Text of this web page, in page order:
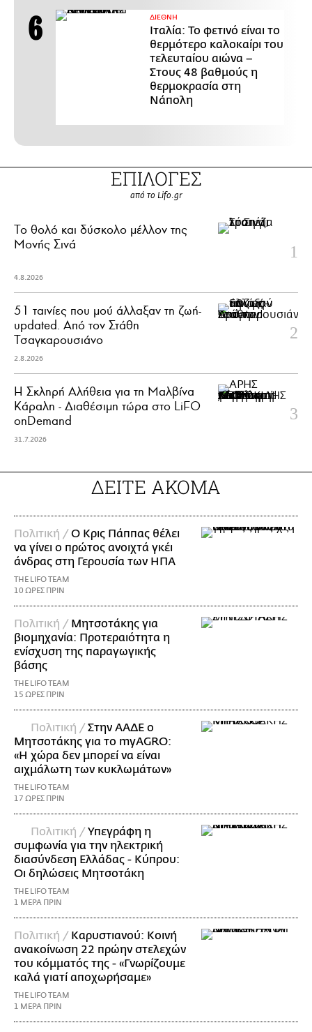
ΔΙΕΘΝΗ
Ιταλία: Το φετινό είναι το
θερμότερο καλοκαίρι του
τελευταίου αιώνα –
Στους 48 βαθμούς η
θερμοκρασία στη
Νάπολη
ΕΠΙΛΟΓΕΣ
από το Lifo.gr
Το θολό και δύσκολο μέλλον της
Μονής Σινά
4.8.2026
51 ταινίες που μού άλλαξαν τη ζωή-
updated. Aπό τον Στάθη
Τσαγκαρουσιάνο
2.8.2026
Η Σκληρή Αλήθεια για τη Μαλβίνα
Κάραλη - Διαθέσιμη τώρα στo LiFO
onDemand
31.7.2026
ΔΕΙΤΕ ΑΚΟΜΑ
Πολιτική /Ο Κρις Πάππας θέλει
να γίνει ο πρώτος ανοιχτά γκέι
άνδρας στη Γερουσία των ΗΠΑ
THE LIFO TEAM
10 ΩΡΕΣ ΠΡΙΝ
Πολιτική / Μητσοτάκης για
βιομηχανία: Προτεραιότητα η
ενίσχυση της παραγωγικής
βάσης
THE LIFO TEAM
15 ΩΡΕΣ ΠΡΙΝ
Πολιτική /Στην ΑΑΔΕ ο
Μητσοτάκης για το myAGRO:
«Η χώρα δεν μπορεί να είναι
αιχμάλωτη των κυκλωμάτων»
THE LIFO TEAM
17 ΩΡΕΣ ΠΡΙΝ
Πολιτική /Υπεγράφη η
συμφωνία για την ηλεκτρική
διασύνδεση Ελλάδας - Κύπρου:
Οι δηλώσεις Μητσοτάκη
THE LIFO TEAM
1 ΜΕΡΑ ΠΡΙΝ
Πολιτική / Καρυστιανού: Κοινή
ανακοίνωση 22 πρώην στελεχών
του κόμματός της - «Γνωρίζουμε
καλά γιατί αποχωρήσαμε»
THE LIFO TEAM
1 ΜΕΡΑ ΠΡΙΝ